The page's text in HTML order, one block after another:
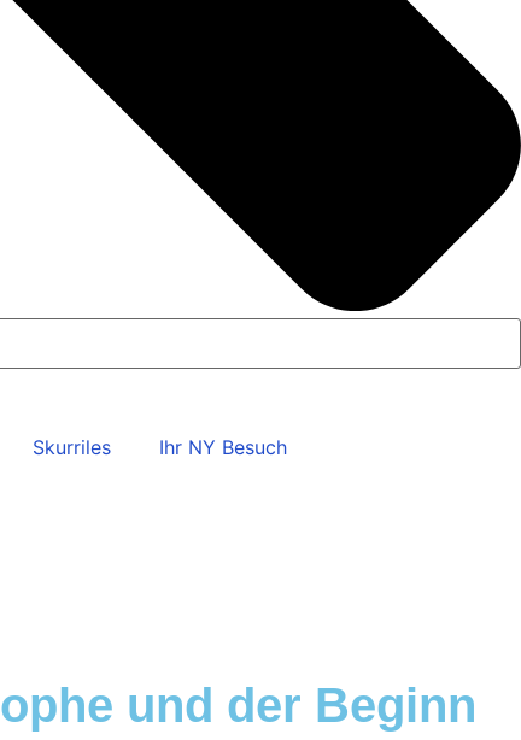
Skurriles Ihr NY Besuch
und der Beginn